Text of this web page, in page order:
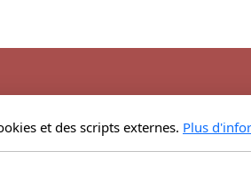
2
de-Trême
et des scripts externes. Plus